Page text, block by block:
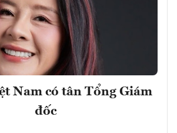
Nam có tân Tổng Giám
đốc